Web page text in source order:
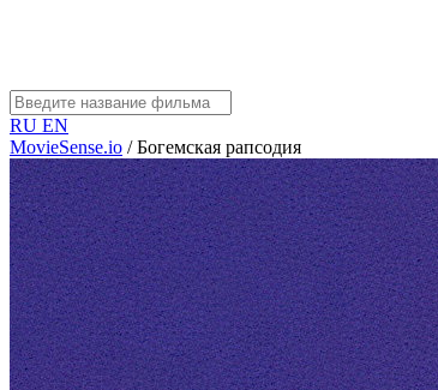
RU EN
MovieSense.io / Богемская рапсодия